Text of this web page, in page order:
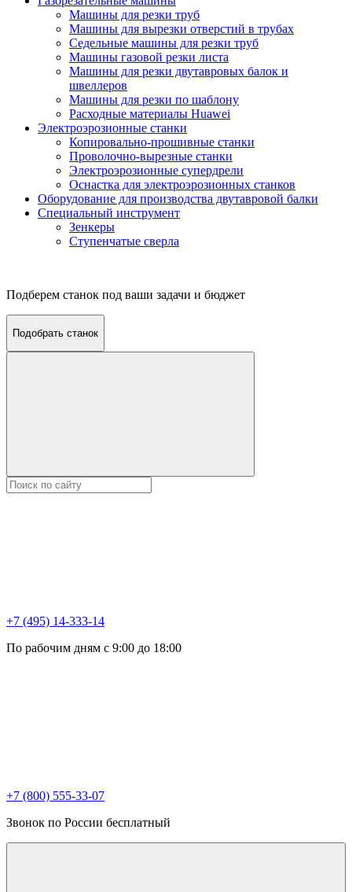
Машины для резки труб
Машины для вырезки отверстий в трубах
Седельные машины для резки труб
Машины газовой резки листа
Машины для резки двутавровых балок и
швеллеров
Машины для резки по шаблону
Расходные материалы Huawei
Электроэрозионные станки
Копировально-прошивные станки
Проволочно-вырезные станки
Электроэрозионные супердрели
Оснастка для электроэрозионных станков
Оборудование для производства двутавровой балки
Специальный инструмент
Зенкеры
Ступенчатые сверла
Подберем станок под ваши задачи и бюджет
Подобрать станок
+7 (495) 14-333-14
По рабочим дням с 9:00 до 18:00
+7 (800) 555-33-07
Звонок по России бесплатный